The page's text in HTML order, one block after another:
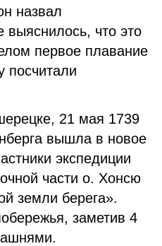
назвал
что это
первое плавание
посчитали
21 мая 1739
вышла в новое
экспедиции
части о. Хонсю
земли берега».
заметив 4